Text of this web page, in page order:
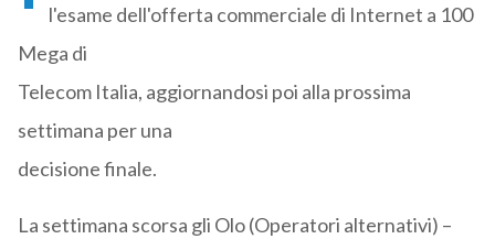
l'esame dell'offerta commerciale di Internet a 100
Mega di
Telecom Italia, aggiornandosi poi alla prossima
settimana per una
decisione finale.
La settimana scorsa gli Olo (Operatori alternativi) –